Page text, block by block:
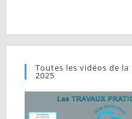
Toutes les vidéos de
2025